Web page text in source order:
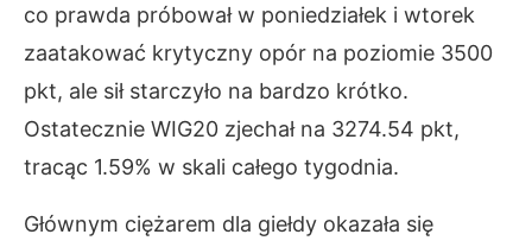
co prawda próbował w poniedziałek i wtorek
zaatakować krytyczny opór na poziomie 3500
pkt, ale sił starczyło na bardzo krótko.
Ostatecznie WIG20 zjechał na 3274.54 pkt,
tracąc 1.59% w skali całego tygodnia.
Głównym ciężarem dla giełdy okazała się